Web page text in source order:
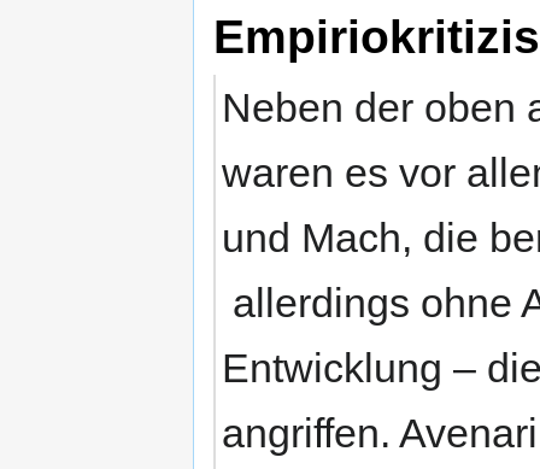
Neben der oben
waren es vor
und Mach, die
allerdings ohne
Entwicklung –
angriffen.